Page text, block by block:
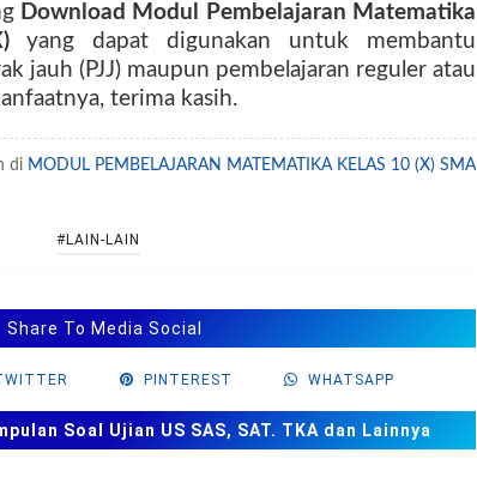
Download Modul Pembelajaran Matematika
yang dapat digunakan untuk membantu
jauh (PJJ) maupun pembelajaran reguler atau
terima kasih.
di MODUL PEMBELAJARAN MATEMATIKA KELAS 10 (X) SMA
#LAIN-LAIN
Share To Media Social
PINTEREST WHATSAPP
Soal Ujian US SAS, SAT. TKA dan Lainnya